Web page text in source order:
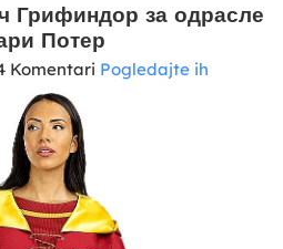
Грифиндор за одрасле
Потер
Komentari Pogledajte ih